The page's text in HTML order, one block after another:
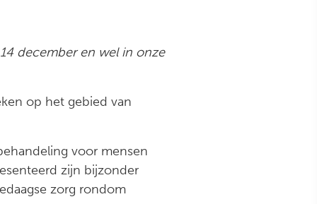
december en wel in onze
op het gebied van
voor mensen
zijn bijzonder
zorg rondom